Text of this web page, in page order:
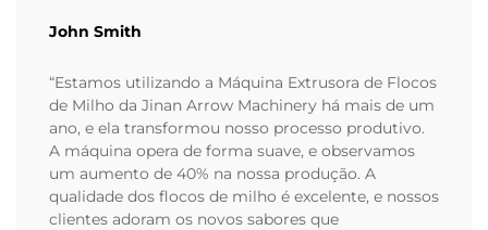
John Smith
“Estamos utilizando a Máquina Extrusora de Flocos
de Milho da Jinan Arrow Machinery há mais de um
ano, e ela transformou nosso processo produtivo.
A máquina opera de forma suave, e observamos
um aumento de 40% na nossa produção. A
qualidade dos flocos de milho é excelente, e nossos
clientes adoram os novos sabores que